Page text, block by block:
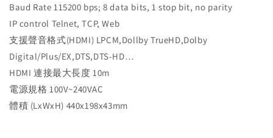
Baud Rate 115200 bps; 8 data bits, 1 stop bit, no parity
IP control Telnet, TCP, Web
支援聲音格式(HDMI) LPCM,Dollby TrueHD,Dolby
Digital/Plus/EX,DTS,DTS-HD…
HDMI 連接最大長度 10m
電源規格 100V~240VAC
體積 (LxWxH) 440x198x43mm